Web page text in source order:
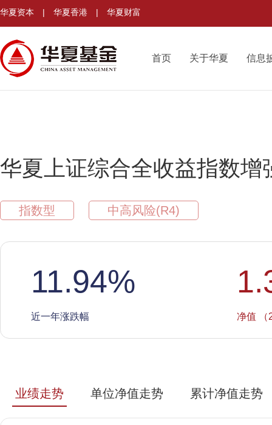
华夏资本 | 华夏香港 | 华夏财富
首页 关于华夏 信息
华夏上证综合全收益指数增
指数型 中高风险(R4)
11.94%
近一年涨跌幅 净值 （
业绩走势 单位净值走势 累计净值走势